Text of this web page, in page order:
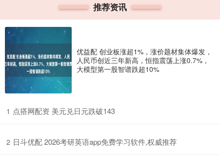
推荐资讯
优益配 创业板涨超1%，涨价题材集体爆发，
人民币创近三年新高，恒指震荡上涨0.7%，
大模型第一股智谱跌超10%
1 ​点搭网配资 美元兑日元跌破143
2 ​日斗优配 2026考研英语app免费学习软件,权威推荐